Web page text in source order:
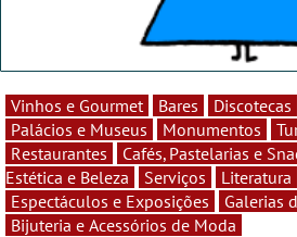
Vinhos e Gourmet Bares Discotecas
Palácios e Museus
Monumentos
Restaurantes
Cafés, Pastelarias e
Estética e Beleza
Serviços Literatura
Espectáculos e Exposições
Galerias
Bijuteria e Acessórios de Moda